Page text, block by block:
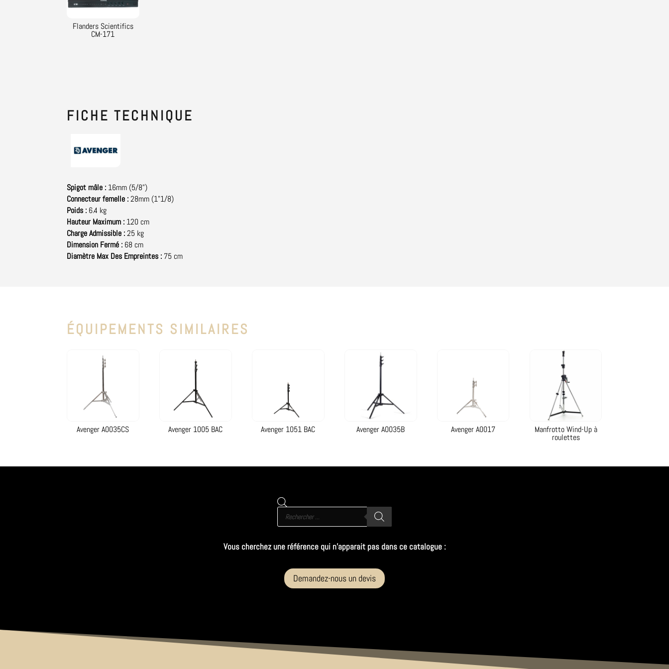
Flanders Scientifics
CM-171
FICHE TECHNIQUE
Spigot mâle : 16mm (5/8")
Connecteur femelle :28mm (1"1/8)
Poids : 6.4 kg
Hauteur Maximum : 120 cm
Charge Admissible :25 kg
Dimension Fermé : 68 cm
Diamètre Max Des Empreintes : 75 cm
ÉQUIPEMENTS SIMILAIRES
Avenger A0035CS Avenger 1005 BAC Avenger 1051 BAC Avenger A0035B Avenger A0017 Manfrotto Wind-Up à
roulettes
Recherche
produits
Vous cherchez une référence qui n’apparait pas dans ce catalogue :
Demandez-nous un devis